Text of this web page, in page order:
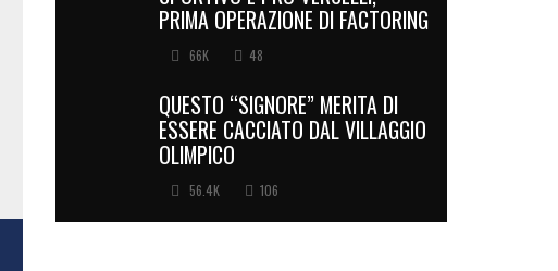
PRIMA OPERAZIONE DI FACTORING
66K 48
QUESTO “SIGNORE” MERITA DI
ESSERE CACCIATO DAL VILLAGGIO
OLIMPICO
56.4K 106